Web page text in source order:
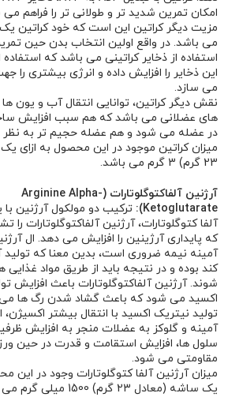
امکان تمرین شدید تر و طولانی تر را فراهم می
مزیت دیگر کراتین این است که خود کراتین یک
می باشد. در واقع اولین انتخاب بدن حین
استفاده از ذخایر کراتینی می باشد که استفاده
این ذخایر را افزایش داده و انرژی بیشتری را
می سازد.
نقش دیگر کراتین، توانایی انتقال آب و یون
های عضلانی می باشد که هم سبب افزایش
در عضله می شود و هم عضله حجیم تر به
میزان کراتین موجود در این محصول به ازای
23 گرم) 3 گرم می باشد.
آرژنین آلفاکتوگلوتارات (Arginine Alpha-
Ketoglutarate):
ترکیب دو مولکول آرژنین
آلفا کتوگلوتارات، آرژنین آلفاکتوگلوتارات
که پایداری آرژینین را افزایش می دهد. ال
آمینه نیمه ضروری است، بدین معنا که تولید
کند بوده و در نتیجه باید از طریق مواد غذایی
شوند. آرژنین آلفاکتوگلوتارات باعث افزایش
اکسید می شود که باعث گشاد شدن رگ ها
تولید نیتریک اکسید با انتقال بیشتر
آمینه و گلوکز به عضلات منجر به افزایش
سلول ها، افزایش استقامت و قدرت در حین
مقاومتی می شود.
میزان آرژنین آلفا کتوگلوتارات وجود در این
یک ساشه (معادل 23 گرم) 1500 میلی گرم می باشد.